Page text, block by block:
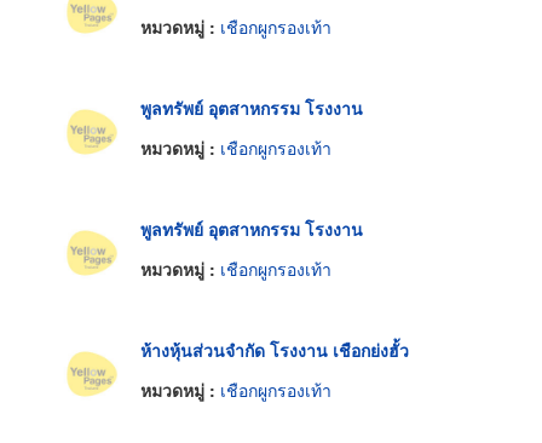
หมวดหมู่ : เชือกผูกรองเท้า
พูลทรัพย์ อุตสาหกรรม โรงงาน
หมวดหมู่ : เชือกผูกรองเท้า
พูลทรัพย์ อุตสาหกรรม โรงงาน
หมวดหมู่ : เชือกผูกรองเท้า
ห้างหุ้นส่วนจำกัด โรงงาน เชือกย่งฮั้ว
หมวดหมู่ : เชือกผูกรองเท้า